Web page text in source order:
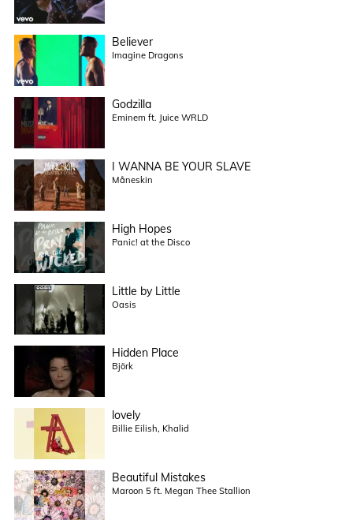
Believer
Imagine Dragons
Godzilla
Eminem ft. Juice WRLD
I WANNA BE YOUR SLAVE
Måneskin
High Hopes
Panic! at the Disco
Little by Little
Oasis
Hidden Place
Björk
lovely
Billie Eilish, Khalid
Beautiful Mistakes
Maroon 5 ft. Megan Thee Stallion